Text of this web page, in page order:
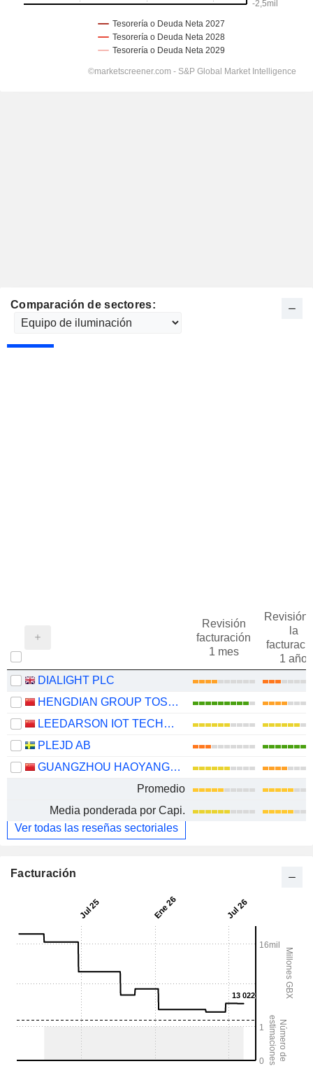
Comparación de sectores:
Revisión
facturación
1 mes
Revisión
la
1 año
DIALIGHT PLC
HENGDIAN GROUP TOSPO LIGHTING CO., LTD.
LEEDARSON IOT TECHNOLOGY INC.
PLEJD AB
GUANGZHOU HAOYANG ELECTRONIC CO.,LTD.
Promedio
Media ponderada por Capi.
Ver todas las reseñas sectoriales
Facturación